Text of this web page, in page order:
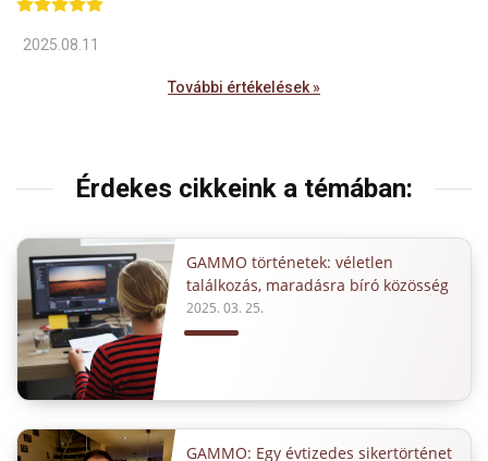
2025.08.11
További értékelések »
Érdekes cikkeink a témában:
GAMMO történetek: véletlen
találkozás, maradásra bíró közösség
2025. 03. 25.
GAMMO: Egy évtizedes sikertörténet